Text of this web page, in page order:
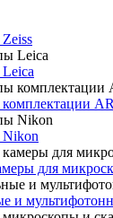
для
и